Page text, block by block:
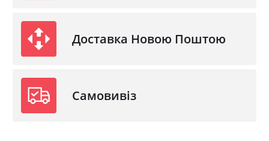
Доставка Новою Поштою
Самовивіз